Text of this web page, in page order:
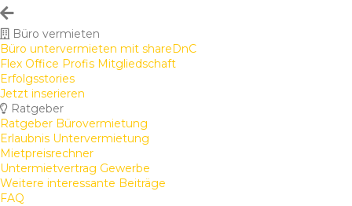
Büro vermieten
Büro untervermieten mit shareDnC
Flex Office Profis Mitgliedschaft
Erfolgsstories
Jetzt inserieren
Ratgeber
Ratgeber Bürovermietung
Erlaubnis Untervermietung
Mietpreisrechner
Untermietvertrag Gewerbe
Weitere interessante Beiträge
FAQ